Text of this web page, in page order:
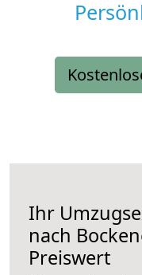
Ihr
nach
Preiswert